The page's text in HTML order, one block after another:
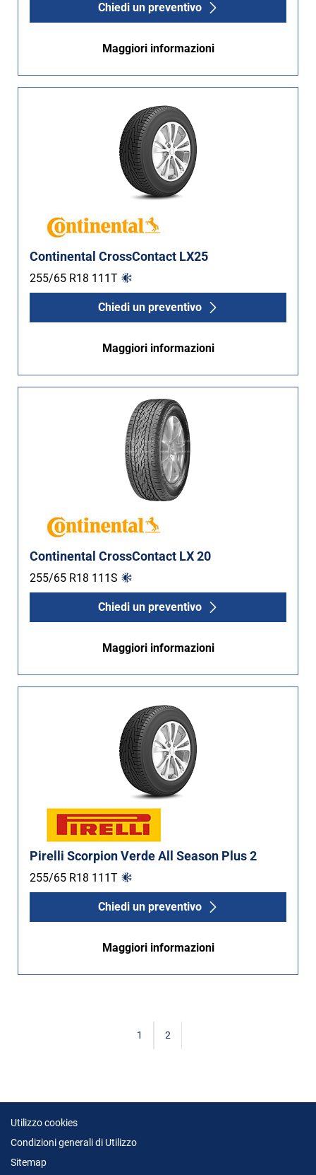
Chiedi un preventivo
Maggiori informazioni
Continental CrossContact LX25
255/65 R18 111T
Chiedi un preventivo
Maggiori informazioni
Continental CrossContact LX 20
255/65 R18 111S
Chiedi un preventivo
Maggiori informazioni
Pirelli Scorpion Verde All Season Plus 2
255/65 R18 111T
Chiedi un preventivo
Maggiori informazioni
1 2
Utilizzo cookies
Condizioni generali di Utilizzo
Sitemap